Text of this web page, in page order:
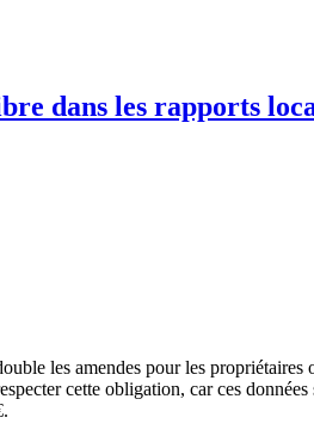
dans les rapports
les amendes pour les
cette obligation, car ces